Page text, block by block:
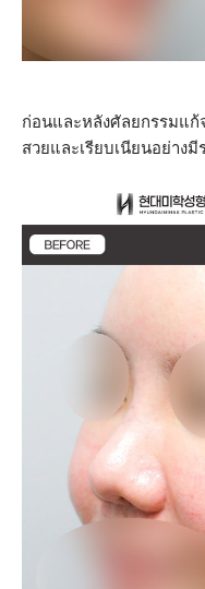
ก่อนและหลังศัลยกรรมแก้
สวยและเรียบเนียนอย่างมี